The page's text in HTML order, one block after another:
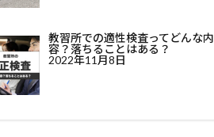
教習所での適性検査ってどんな内
容？落ちることはある？
2022年11月8日